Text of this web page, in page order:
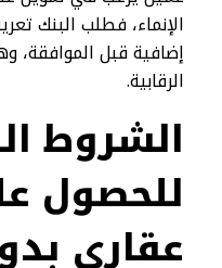
الإنماء، فطلب البنك
إضافية قبل الموافقة،
الرقابية.
الشروط
للحصول
عقاري